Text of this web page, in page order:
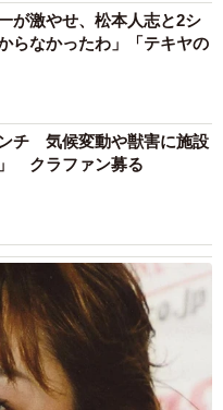
が激やせ、松本人志と2シ
らなかったわ」「テキヤの
チ 気候変動や獣害に施設
クラファン募る